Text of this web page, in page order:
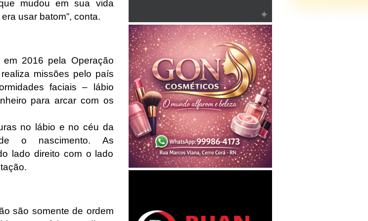
mudou em sua vida
usar batom”, conta.
2016 pela Operação
missões pelo país
faciais – lábio
para arcar com os
no lábio e no céu da
o nascimento. As
lado direito com o lado
são somente de ordem